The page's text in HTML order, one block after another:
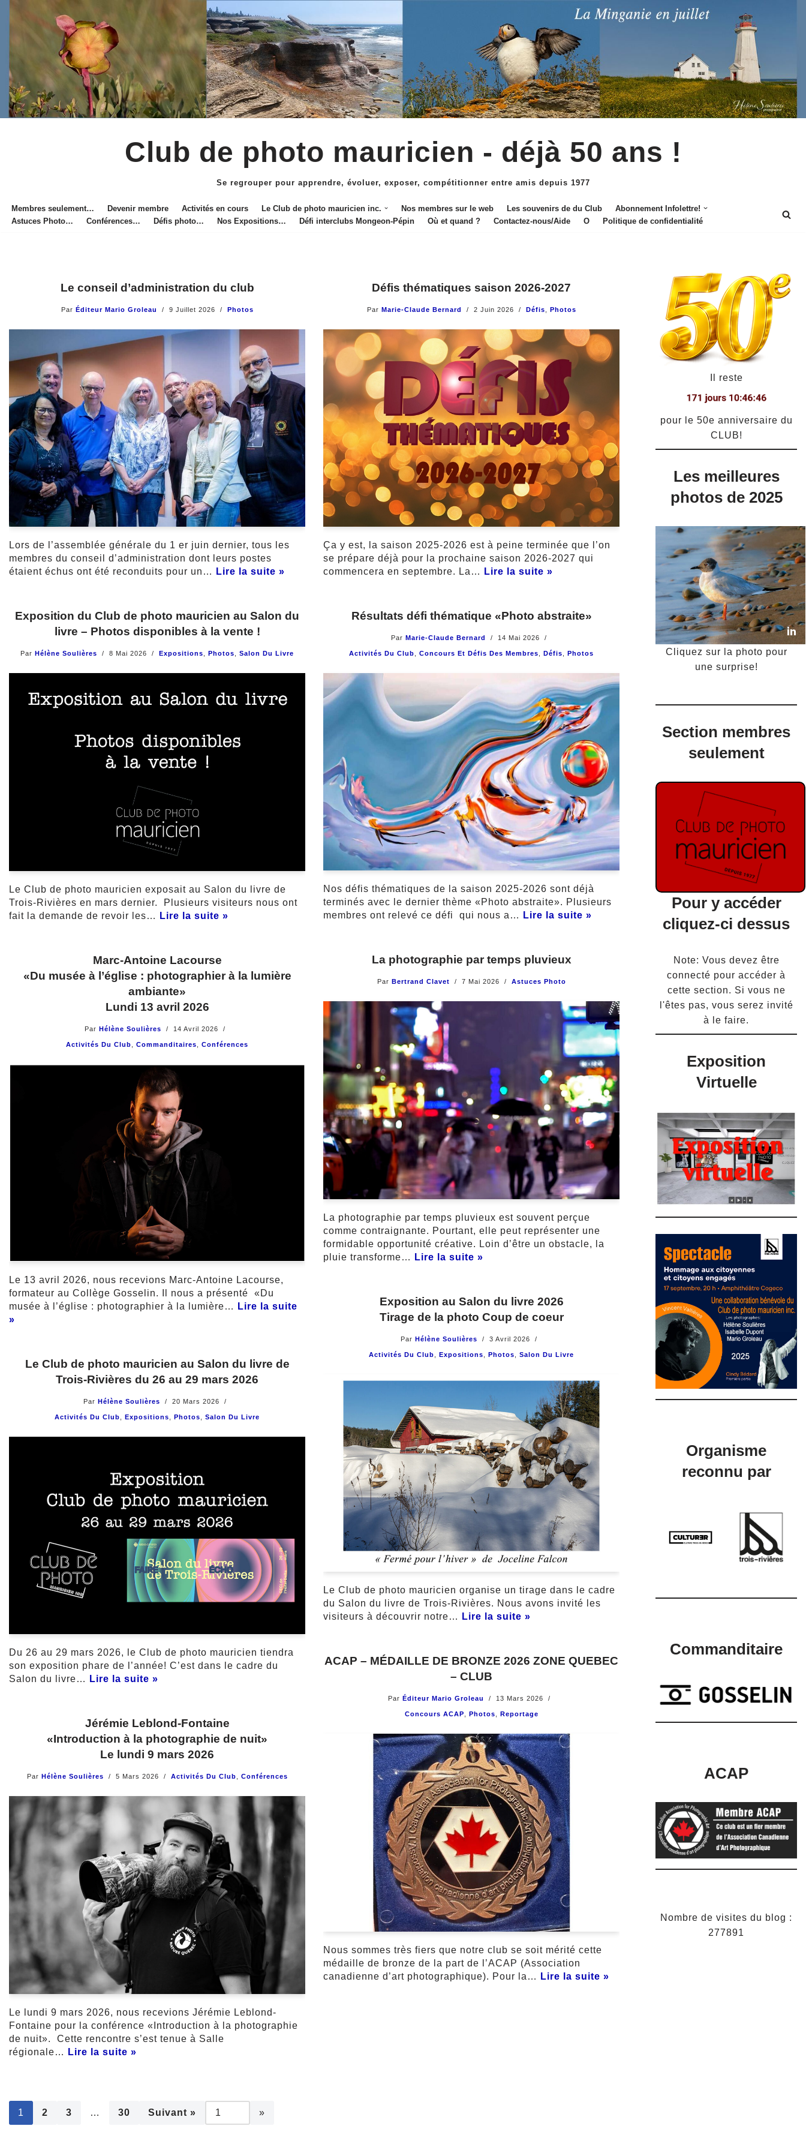
Club de photo mauricien - déjà 50 ans !
Se regrouper pour apprendre, évoluer, exposer, compétitionner entre amis depuis 1977
Membres seulement… Devenir membre Activités en cours Le Club de photo mauricien inc. Nos membres sur le web Les souvenirs de du Club
Abonnement Infolettre!
Astuces Photo…
Conférences… Défis photo… Nos Expositions… Défi interclubs Mongeon-Pépin Où et quand ? Contactez-nous/Aide O Politique de confidentialité
Le conseil d’administration du club
Par Éditeur Mario Groleau 9 Juillet 2026 Photos
Lors de l’assemblée générale du 1 er juin dernier, tous les
membres du conseil d’administration dont leurs postes
étaient échus ont été reconduits pour un…
Lire la suite »
Défis thématiques saison 2026-2027
Par Marie-Claude Bernard 2 Juin 2026 Défis Photos
Ça y est, la saison 2025-2026 est à peine terminée que l’on
se prépare déjà pour la prochaine saison 2026-2027 qui
commencera en septembre. La…
Lire la suite »
Résultats défi thématique «Photo abstraite»
ParMarie-Claude Bernard 14 Mai 2026
Activités Du Club ,Concours Et Défis Des Membres ,Défis ,Photos
Nos défis thématiques de la saison 2025-2026 sont déjà
terminés avec le dernier thème «Photo abstraite». Plusieurs
membres ont relevé ce défi qui nous a…
Lire la suite »
Exposition du Club de photo mauricien au Salon du
livre – Photos disponibles à la vente !
ParHélène Soulières 8 Mai 2026 Expositions ,Photos ,Salon Du Livre
Le Club de photo mauricien exposait au Salon du livre de
Trois-Rivières en mars dernier. Plusieurs visiteurs nous ont
fait la demande de revoir les…
Lire la suite »
La photographie par temps pluvieux
Par Bertrand Clavet 7 Mai 2026 Astuces Photo
La photographie par temps pluvieux est souvent perçue
comme contraignante. Pourtant, elle peut représenter une
formidable opportunité créative. Loin d’être un obstacle, la
pluie transforme…
Lire la suite »
Marc-Antoine Lacourse
«Du musée à l’église : photographier à la lumière
ambiante»
Lundi 13 avril 2026
Par Hélène Soulières 14 Avril 2026
Activités Du Club ,Commanditaires ,Conférences
Le 13 avril 2026, nous recevions Marc-Antoine Lacourse,
formateur au Collège Gosselin. Il nous a présenté «Du
musée à l’église : photographier à la lumière…
Lire la suite
»
Exposition au Salon du livre 2026
Tirage de la photo Coup de coeur
ParHélène Soulières 3 Avril 2026
Activités Du Club ,Expositions ,Photos ,Salon Du Livre
Le Club de photo mauricien organise un tirage dans le cadre
du Salon du livre de Trois-Rivières. Nous avons invité les
visiteurs à découvrir notre…
Lire la suite »
Le Club de photo mauricien au Salon du livre de
Trois-Rivières du 26 au 29 mars 2026
Par Hélène Soulières 20 Mars 2026
Activités Du Club ,Expositions ,Photos ,Salon Du Livre
Du 26 au 29 mars 2026, le Club de photo mauricien tiendra
son exposition phare de l’année! C’est dans le cadre du
Salon du livre…
Lire la suite »
ACAP – MÉDAILLE DE BRONZE 2026 ZONE QUEBEC
– CLUB
Par Éditeur Mario Groleau 13 Mars 2026
Concours ACAP Photos Reportage
Nous sommes très fiers que notre club se soit mérité cette
médaille de bronze de la part de l’ACAP (Association
canadienne d’art photographique). Pour la…
Lire la suite »
Jérémie Leblond-Fontaine
«Introduction à la photographie de nuit»
Le lundi 9 mars 2026
Par Hélène Soulières 5 Mars 2026 Activités Du Club, Conférences
Le lundi 9 mars 2026, nous recevions Jérémie Leblond-
Fontaine pour la conférence «Introduction à la photographie
de nuit». Cette rencontre s’est tenue à Salle
régionale…
Lire la suite »
1 2 3 … 30 Suivant »
Il reste
pour le 50e anniversaire du
CLUB!
Les meilleures
photos de 2025
Cliquez sur la photo pour
une surprise!
Section membres
seulement
Pour y accéder
cliquez-ci dessus
Note: Vous devez être
connecté pour accéder à
cette section. Si vous ne
l'êtes pas, vous serez invité
à le faire.
Exposition
Virtuelle
Organisme
reconnu par
Commanditaire
ACAP
Nombre de visites du blog :
277891